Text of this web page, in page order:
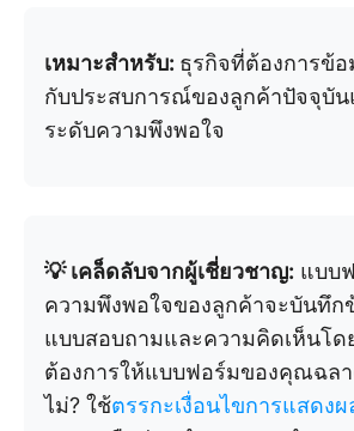
เหมาะสำหรับ: ธุรกิจที่ต้องการข้อ
กับประสบการณ์ของลูกค้าปัจจุบัน
ระดับความพึงพอใจ
💡 เคล็ดลับจากผู้เชี่ยวชาญ: แบบ
ความพึงพอใจของลูกค้าจะบันทึ
แบบสอบถามและความคิดเห็นโ
ต้องการให้แบบฟอร์มของคุณฉล
ไม่? ใช้ตรรกะเงื่อนไขการแสดง